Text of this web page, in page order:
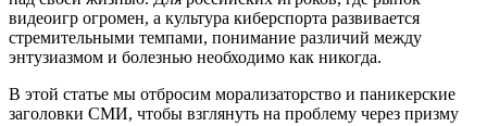
видеоигр огромен, а культура киберспорта развивается
стремительными темпами, понимание различий между
энтузиазмом и болезнью необходимо как никогда.
В этой статье мы отбросим морализаторство и паникерские
заголовки СМИ, чтобы взглянуть на проблему через призму